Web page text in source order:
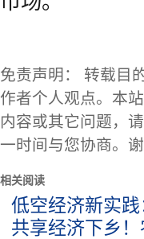
免责声明： 转载目
作者个人观点。本
内容或其它问题，
一时间与您协商。谢
相关阅读
低空经济新实
共享经济下乡